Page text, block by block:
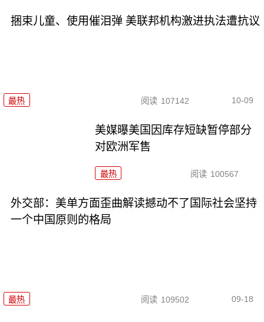
捆束儿童、使用催泪弹 美联邦机构激进执法遭抗议
最热 阅读 107142 10-09
美媒曝美国因库存短缺暂停部分
对欧洲军售
最热 阅读 100567
外交部：美单方面歪曲解读撼动不了国际社会坚持
一个中国原则的格局
最热 阅读 109502 09-18